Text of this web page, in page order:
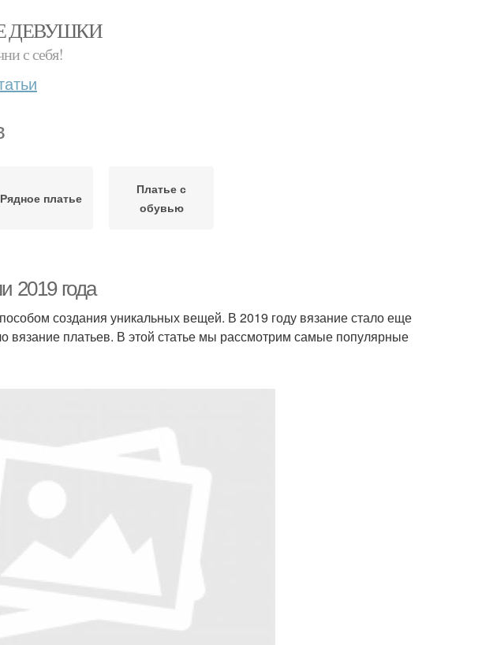
ДЕВУШКИ
с себя!
Рядное платье
Платье с
обувью
2019 года
создания уникальных вещей. В 2019 году вязание стало еще
вязание платьев. В этой статье мы рассмотрим самые популярные